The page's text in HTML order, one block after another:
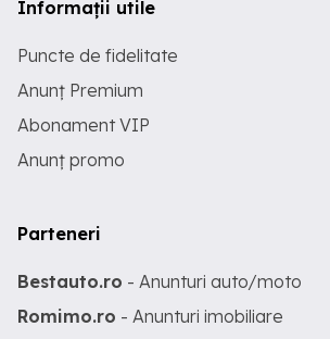
Informații utile
Puncte de fidelitate
Anunț Premium
Abonament VIP
Anunț promo
Parteneri
Bestauto.ro - Anunturi auto/moto
Romimo.ro - Anunturi imobiliare